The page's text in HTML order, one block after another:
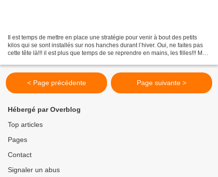
Il est temps de mettre en place une stratégie pour venir à bout des petits
kilos qui se sont installés sur nos hanches durant l’hiver. Oui, ne faites pas
cette tête là!!! il est plus que temps de se reprendre en mains, les filles!!! Mais
< Page précédente Page suivante >
Hébergé par Overblog
Top articles
Pages
Contact
Signaler un abus